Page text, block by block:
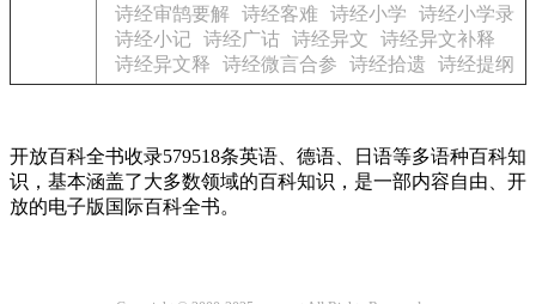
诗经审鹄要解 诗经客难 诗经小学
诗经小学录
诗经小记
诗经广诂 诗经异文
诗经异文补释
诗经异文释
诗经微言合参 诗经拾遗 诗经提纲
开放百科全书收录579518条英语、德语、日语等多语种百科知
识，基本涵盖了大多数领域的百科知识，是一部内容自由、开
放的电子版国际百科全书。